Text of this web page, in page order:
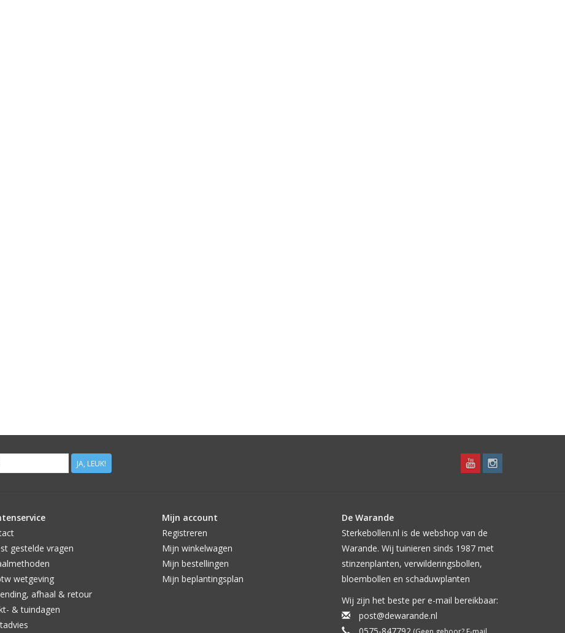
JA, LEUK!
gestelde vragen
wetgeving
afhaal & retour
& tuindagen
Mijn account
Registreren
Mijn winkelwagen
Mijn bestellingen
Mijn beplantingsplan
De Warande
Sterkebollen.nl is de webshop van de
Warande. Wij tuinieren sinds 1987 met
stinzenplanten, verwilderingsbollen,
bloembollen en schaduwplanten
Wij zijn het beste per e-mail bereikbaar:
post@dewarande.nl